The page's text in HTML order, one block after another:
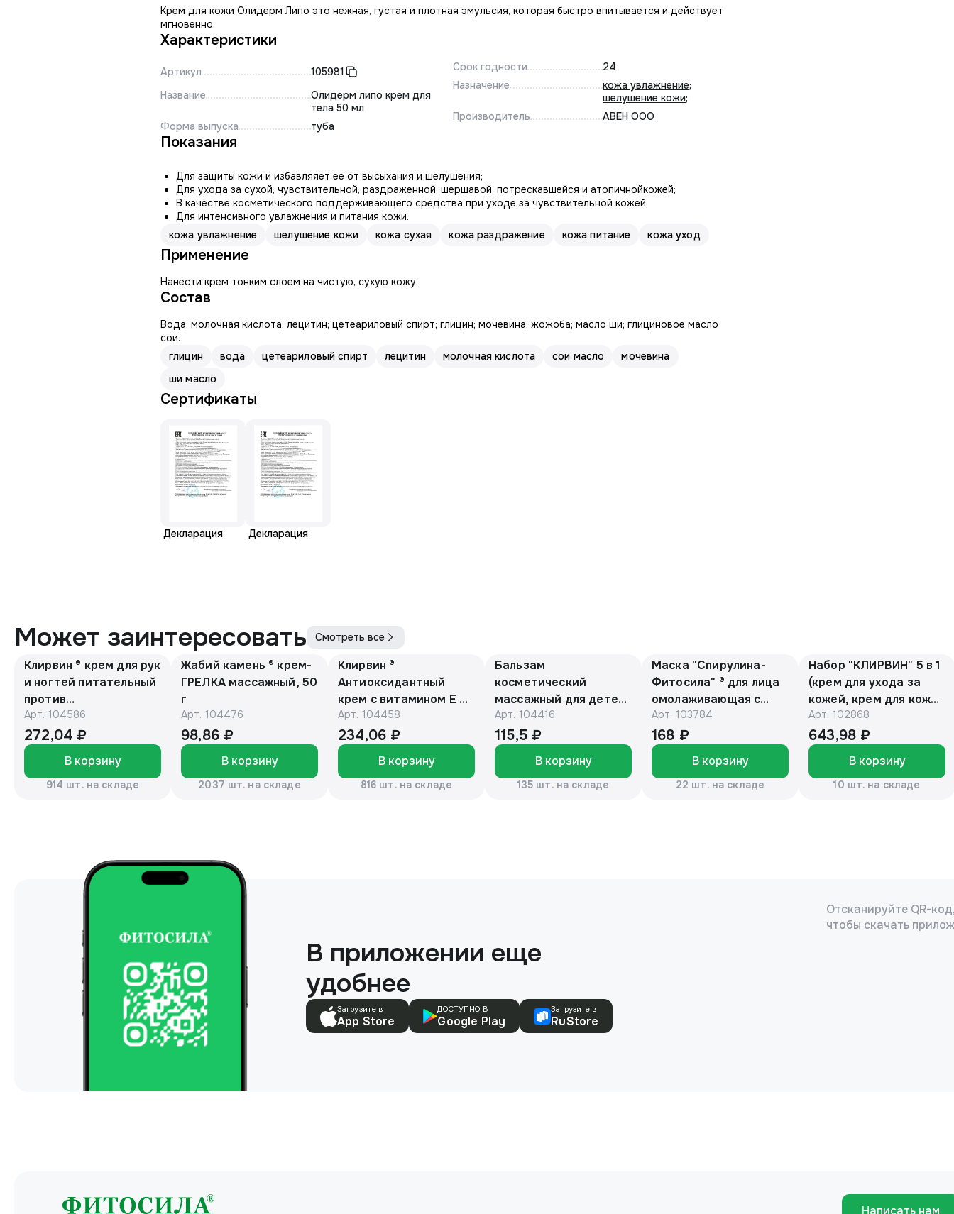
Крем для кожи Олидерм Липо это нежная, густая и плотная эмульсия, которая быстро впитывается и действует
мгновенно.
Характеристики
Артикул
105981
Название
Олидерм липо крем для
тела 50 мл
Форма выпуска
туба
Срок годности
24
Назначение
кожа увлажнение;
шелушение кожи;
Производитель
АВЕН ООО
Показания
Для защиты кожи и избавляяет ее от высыхания и шелушения;
Для ухода за сухой, чувствительной, раздраженной, шершавой, потрескавшейся и атопичнойкожей;
В качестве косметического поддерживающего средства при уходе за чувствительной кожей;
Для интенсивного увлажнения и питания кожи.
кожа увлажнение
шелушение кожи кожа сухая кожа раздражение кожа питание кожа уход
Применение
Нанести крем тонким слоем на чистую, сухую кожу.
Состав
Вода; молочная кислота; лецитин; цетеариловый спирт; глицин; мочевина; жожоба; масло ши; глициновое масло
сои.
глицин
вода цетеариловый спирт лецитин молочная кислота сои масло
мочевина
ши масло
Сертификаты
Декларация Декларация
Может заинтересовать Смотреть все
Клирвин ® крем для рук
и ногтей питательный
против
гиперпигментации для
осветления кожи 75 г
Арт. 104586
272,04 ₽
В корзину
914 шт. на складе
Жабий камень ® крем-
ГРЕЛКА массажный, 50
г
Арт. 104476
98,86 ₽
В корзину
2037 шт. на складе
Клирвин ®
Антиоксидантный
крем с витамином Е и
маслом макадамии
150г
Арт. 104458
234,06 ₽
В корзину
816 шт. на складе
Бальзам
косметический
массажный для детей
с барсучьим жиром
50г. «Эколон»®
Арт. 104416
115,5 ₽
В корзину
135 шт. на складе
Маска "Спирулина-
Фитосила" ® для лица
омолаживающая с
витамином С, 150 мл
(туба)
Арт. 103784
168 ₽
В корзину
22 шт. на складе
Набор "КЛИРВИН" 5 в 1
(крем для ухода за
кожей, крем для кожи
век, крем для рук,
крем отбеливающий
для лица, лосьон для
Арт. 102868
643,98 ₽
В корзину
10 шт. на складе
В приложении еще
удобнее
Загрузите в
App Store
ДОСТУПНО В
Google Play
Загрузите в
RuStore
Отсканируйте QR-код,
чтобы скачать
Написать нам